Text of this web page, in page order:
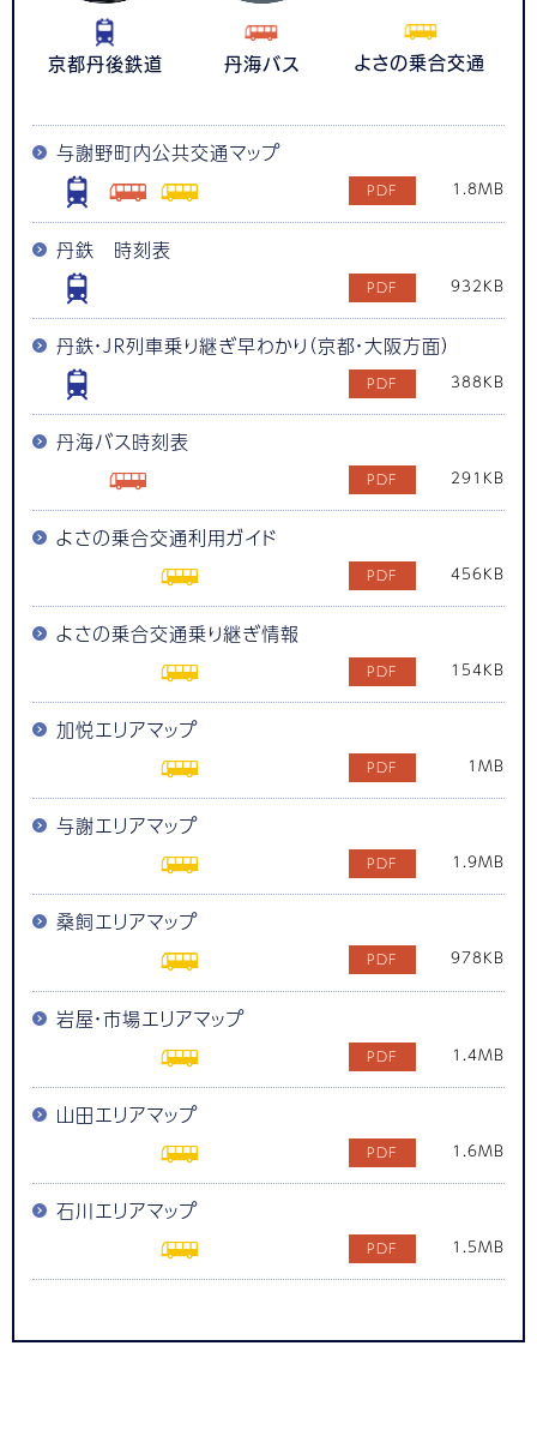
京都丹後鉄道 丹海バス よさの乗合交通
与謝野町内公共交通マップ
1.8MB
丹鉄 時刻表
932KB
丹鉄・ＪＲ列車乗り継ぎ早わかり（京都・大阪方面）
388KB
丹海バス時刻表
291KB
よさの乗合交通利用ガイド
456KB
よさの乗合交通乗り継ぎ情報
154KB
加悦エリアマップ
1MB
与謝エリアマップ
1.9MB
桑飼エリアマップ
978KB
岩屋・市場エリアマップ
1.4MB
山田エリアマップ
1.6MB
石川エリアマップ
1.5MB